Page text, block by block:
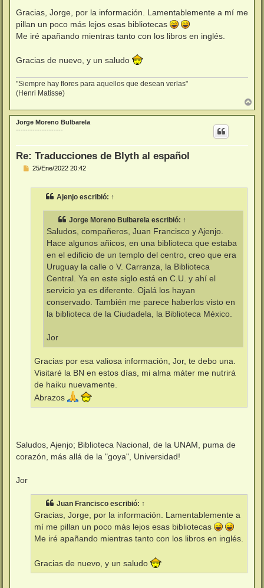
n
a
j
e
Gracias, Jorge, por la información. Lamentablemente a mí me
pillan un poco más lejos esas bibliotecas
Me iré apañando mientras tanto con los libros en inglés.
Gracias de nuevo, y un saludo
"Siempre hay flores para aquellos que desean verlas"
(Henri Matisse)
r
r
Jorge Moreno Bulbarela
--------------------
Re: Traducciones de Blyth al español
M
25/Ene/2022 20:42
Ajenjo escribió: ↑
Jorge Moreno Bulbarela escribió: ↑
Saludos, compañeros, Juan Francisco y Ajenjo.
Hace algunos añicos, en una biblioteca que estaba
en el edificio de un templo del centro, creo que era
Uruguay la calle o V. Carranza, la Biblioteca
Central. Ya en este siglo está en C.U. y ahí el
servicio ya es diferente. Ojalá los hayan
conservado. También me parece haberlos visto en
la biblioteca de la Ciudadela, la Biblioteca México.
Jor
Gracias por esa valiosa información, Jor, te debo una.
Visitaré la BN en estos días, mi alma máter me nutrirá
de haiku nuevamente.
Abrazos
Saludos, Ajenjo; Biblioteca Nacional, de la UNAM, puma de
corazón, más allá de la "goya", Universidad!
Jor
Juan Francisco escribió: ↑
Gracias, Jorge, por la información. Lamentablemente a
mí me pillan un poco más lejos esas bibliotecas
Me iré apañando mientras tanto con los libros en inglés.
Gracias de nuevo, y un saludo